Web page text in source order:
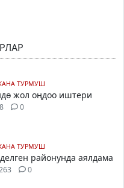
ТУРМУШ
жол оңдоо иштери
0
ТУРМУШ
районунда аялдама
0